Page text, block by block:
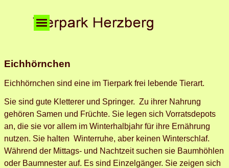
Menü überspringen
Eichhörnchen
Eichhörnchen sind eine im Tierpark frei lebende Tierart.
Sie sind gute Kletterer und Springer. Zu ihrer Nahrung
gehören Samen und Früchte. Sie legen sich Vorratsdepots
an, die sie vor allem im Winterhalbjahr für ihre Ernährung
nutzen. Sie halten Winterruhe, aber keinen Winterschlaf.
Während der Mittags- und Nachtzeit suchen sie Baumhöhlen
oder Baumnester auf. Es sind Einzelgänger. Sie zeigen sich